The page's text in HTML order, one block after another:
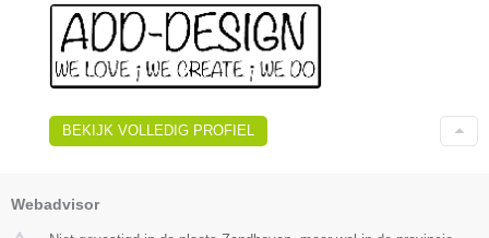
BEKIJK VOLLEDIG PROFIEL
Webadvisor